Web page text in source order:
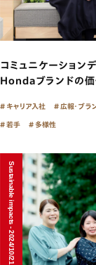
コミュニケーション
Hondaブランドの価
キャリア入社 広報・ブラ
若手 多様性
Sustainable impacts - 2024/10/21